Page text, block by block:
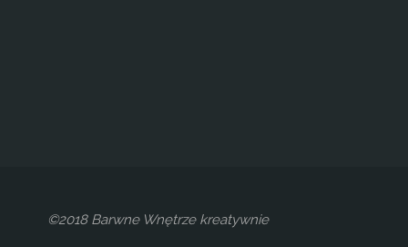
©2018 Barwne Wnętrze kreatywnie